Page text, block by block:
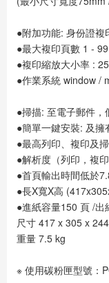
●附加功能: 身份證
●最大複印頁數 1 -
●複印縮放大小率 :
●作業系統 window /
●掃描: 至電子郵件，
●簡單一鍵安裝: 及
●最高列印、複印及
●解析度（列印，複
●首頁輸出時間低於
●長X寬X高
●進紙容量150 頁 /出
尺寸 417 x 305 x
重量 7.5 kg
※ 使用碳粉匣型號：